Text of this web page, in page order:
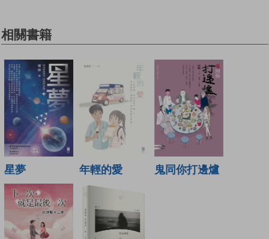
相關書籍
星夢 年輕的愛 鬼同你打邊爐